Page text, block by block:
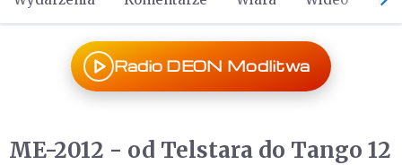
Radio DEON Modlitwa
ME-2012 - od Telstara do Tango 12